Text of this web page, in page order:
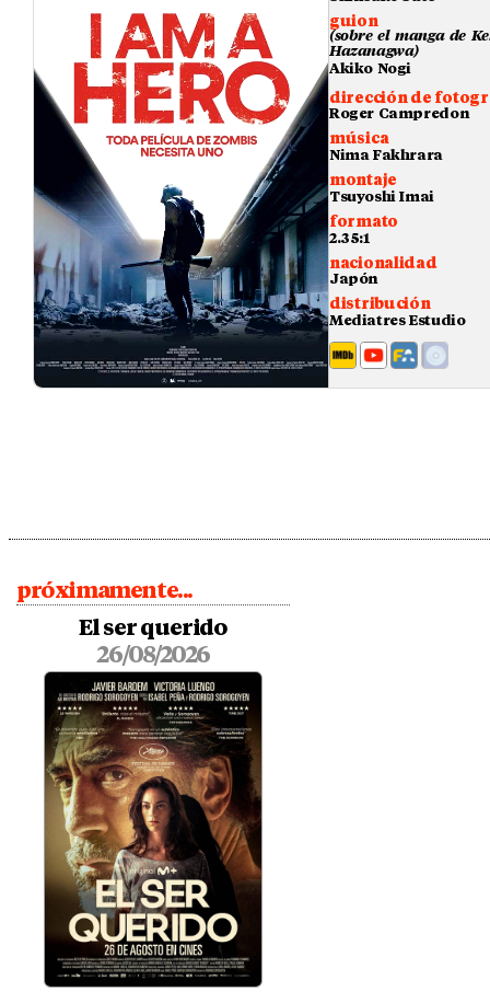
guion
(sobre el manga de
Hazanagwa)
Akiko Nogi
dirección de
Roger Campredon
música
Nima Fakhrara
montaje
Tsuyoshi Imai
formato
2.35:1
nacionalidad
Japón
distribución
Mediatres Estudio
próximamente...
El ser querido
26/08/2026